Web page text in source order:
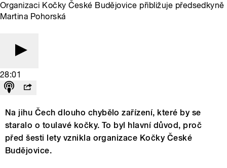
Organizaci Kočky České Budějovice přibližuje předsedkyně
Martina Pohorská
28:01
Na jihu Čech dlouho chybělo zařízení, které by se
staralo o toulavé kočky. To byl hlavní důvod, proč
před šesti lety vznikla organizace Kočky České
Budějovice.